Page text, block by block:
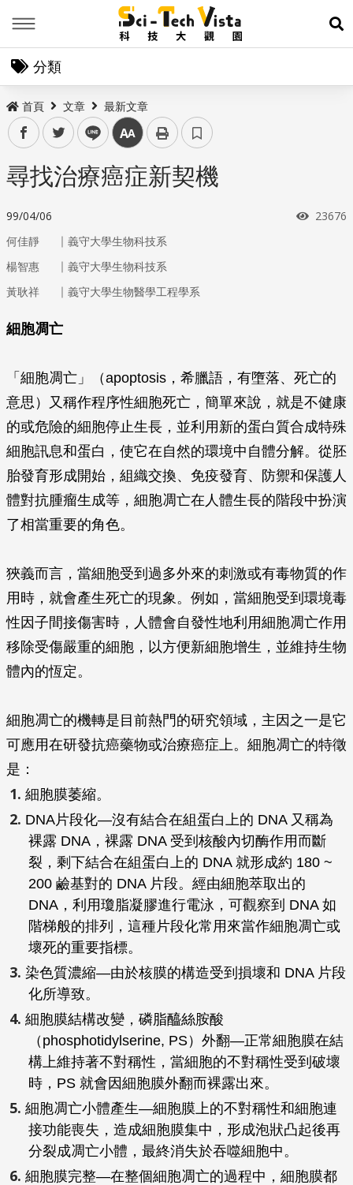
展
分類
首頁 文章 最新文章
facebooktwitter line 中
尋找治療癌症新契機
99/04/06 瀏覽次
23676
何佳靜 ｜ 義守大學生物科技系
楊智惠
｜ 義守大學生物科技系
黃耿祥
｜ 義守大學生物醫學工程學系
細胞凋亡
「細胞凋亡」（apoptosis，希臘語，有墮落、死亡的
意思）又稱作程序性細胞死亡，簡單來說，就是不健康
的或危險的細胞停止生長，並利用新的蛋白質合成特殊
細胞訊息和蛋白，使它在自然的環境中自體分解。從胚
胎發育形成開始，組織交換、免疫發育、防禦和保護人
體對抗腫瘤生成等，細胞凋亡在人體生長的階段中扮演
了相當重要的角色。
狹義而言，當細胞受到過多外來的刺激或有毒物質的作
用時，就會產生死亡的現象。例如，當細胞受到環境毒
性因子間接傷害時，人體會自發性地利用細胞凋亡作用
移除受傷嚴重的細胞，以方便新細胞增生，並維持生物
體內的恆定。
細胞凋亡的機轉是目前熱門的研究領域，主因之一是它
可應用在研發抗癌藥物或治療癌症上。細胞凋亡的特徵
是：
細胞膜萎縮。
DNA片段化—沒有結合在組蛋白上的 DNA 又稱為
裸露 DNA，裸露 DNA 受到核酸內切酶作用而斷
裂，剩下結合在組蛋白上的 DNA 就形成約 180 ~
200 鹼基對的 DNA 片段。經由細胞萃取出的
DNA，利用瓊脂凝膠進行電泳，可觀察到 DNA 如
階梯般的排列，這種片段化常用來當作細胞凋亡或
壞死的重要指標。
染色質濃縮—由於核膜的構造受到損壞和 DNA 片段
化所導致。
細胞膜結構改變，磷脂醯絲胺酸
（phosphotidylserine, PS）外翻—正常細胞膜在結
構上維持著不對稱性，當細胞的不對稱性受到破壞
時，PS 就會因細胞膜外翻而裸露出來。
細胞凋亡小體產生—細胞膜上的不對稱性和細胞連
接功能喪失，造成細胞膜集中，形成泡狀凸起後再
分裂成凋亡小體，最終消失於吞噬細胞中。
細胞膜完整—在整個細胞凋亡的過程中，細胞膜都